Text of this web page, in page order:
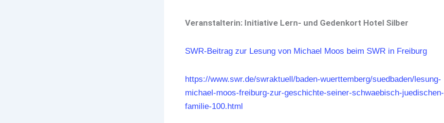
Veranstalterin: Initiative Lern- und Gedenkort Hotel Silber
SWR-Beitrag zur Lesung von Michael Moos beim SWR in Freiburg
https://www.swr.de/swraktuell/baden-wuerttemberg/suedbaden/lesung-
michael-moos-freiburg-zur-geschichte-seiner-schwaebisch-juedischen-
familie-100.html